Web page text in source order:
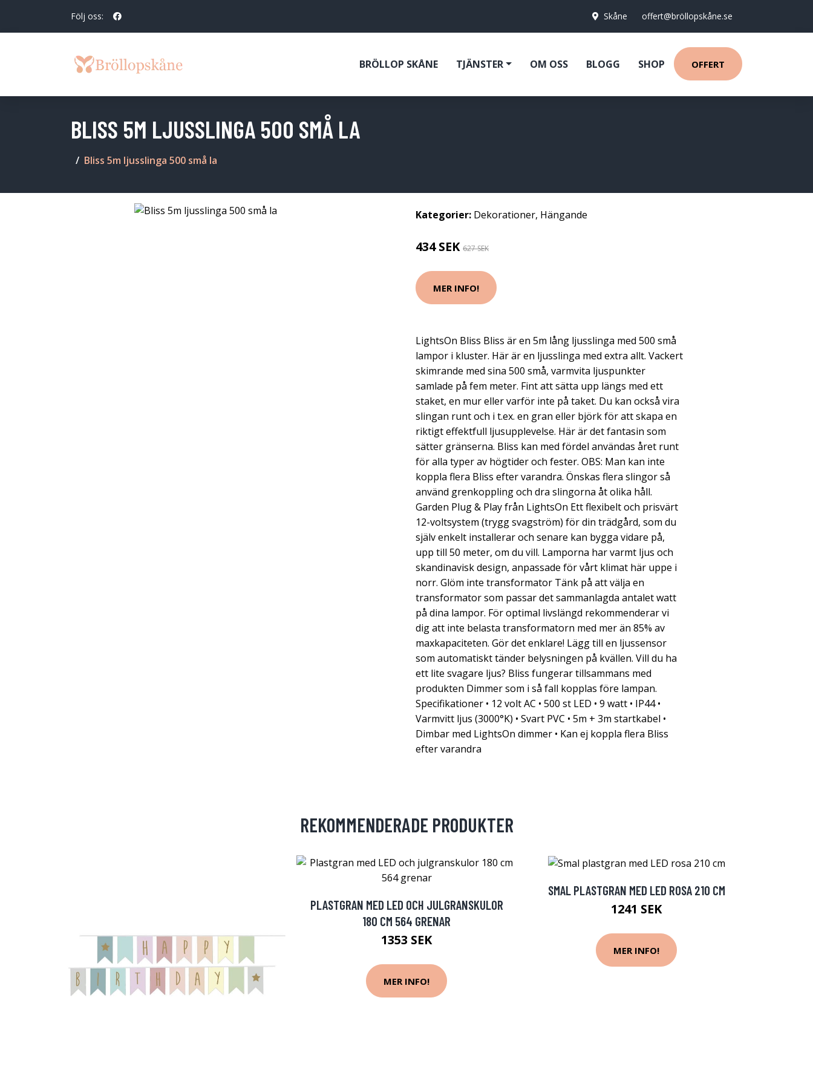
Följ oss: Skåne offert@bröllopskåne.se
BRÖLLOP SKÅNE TJÄNSTER OM OSS BLOGG SHOP OFFERT
BLISS 5M LJUSSLINGA 500 SMÅ LA
Bliss 5m ljusslinga 500 små la
Kategorier: Dekorationer, Hängande
434 SEK 627 SEK
MER INFO!
LightsOn Bliss Bliss är en 5m lång ljusslinga med 500 små
lampor i kluster. Här är en ljusslinga med extra allt. Vackert
skimrande med sina 500 små, varmvita ljuspunkter
samlade på fem meter. Fint att sätta upp längs med ett
staket, en mur eller varför inte på taket. Du kan också vira
slingan runt och i t.ex. en gran eller björk för att skapa en
riktigt effektfull ljusupplevelse. Här är det fantasin som
sätter gränserna. Bliss kan med fördel användas året runt
för alla typer av högtider och fester. OBS: Man kan inte
koppla flera Bliss efter varandra. Önskas flera slingor så
använd grenkoppling och dra slingorna åt olika håll.
Garden Plug & Play från LightsOn Ett flexibelt och prisvärt
12-voltsystem (trygg svagström) för din trädgård, som du
själv enkelt installerar och senare kan bygga vidare på,
upp till 50 meter, om du vill. Lamporna har varmt ljus och
skandinavisk design, anpassade för vårt klimat här uppe i
norr. Glöm inte transformator Tänk på att välja en
transformator som passar det sammanlagda antalet watt
på dina lampor. För optimal livslängd rekommenderar vi
dig att inte belasta transformatorn med mer än 85% av
maxkapaciteten. Gör det enklare! Lägg till en ljussensor
som automatiskt tänder belysningen på kvällen. Vill du ha
ett lite svagare ljus? Bliss fungerar tillsammans med
produkten Dimmer som i så fall kopplas före lampan.
Specifikationer • 12 volt AC • 500 st LED • 9 watt • IP44 •
Varmvitt ljus (3000°K) • Svart PVC • 5m + 3m startkabel •
Dimbar med LightsOn dimmer • Kan ej koppla flera Bliss
efter varandra
REKOMMENDERADE PRODUKTER
PLASTGRAN MED LED OCH JULGRANSKULOR
180 CM 564 GRENAR
1353 SEK
MER INFO!
SMAL PLASTGRAN MED LED ROSA 210 CM
1241 SEK
MER INFO!